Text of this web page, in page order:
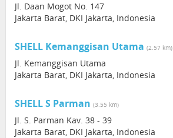
Jl. Daan Mogot No. 147
Jakarta Barat, DKI Jakarta, Indonesia
SHELL Kemanggisan Utama (2.57 km)
Jl. Kemanggisan Utama
Jakarta Barat, DKI Jakarta, Indonesia
SHELL S Parman (3.55 km)
Jl. S. Parman Kav. 38 - 39
Jakarta Barat, DKI Jakarta, Indonesia